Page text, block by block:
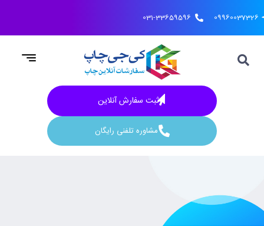
031-33659596 09960037326
ثبت سفارش آنلاین
مشاوره تلفنی رایگان